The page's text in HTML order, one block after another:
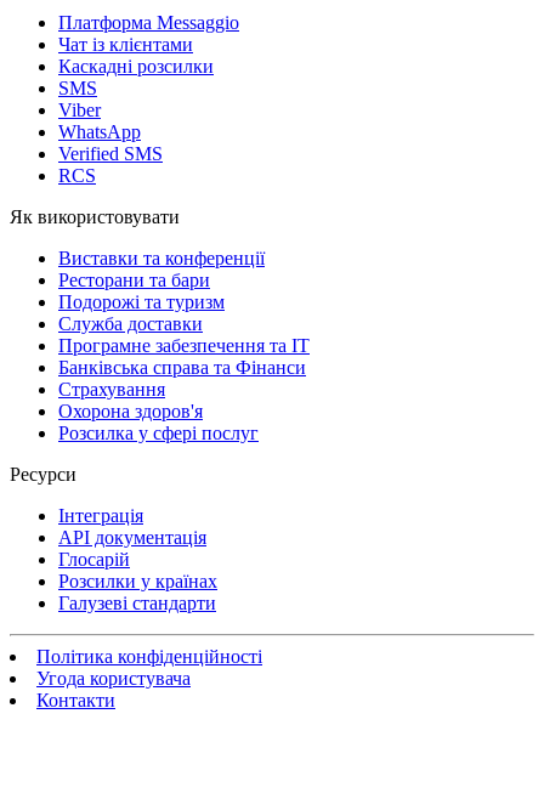
Платформа Messaggio
Чат із клієнтами
Каскадні розсилки
SMS
Viber
WhatsApp
Verified SMS
RCS
Як використовувати
Виставки та конференції
Ресторани та бари
Подорожі та туризм
Служба доставки
Програмне забезпечення та IT
Банківська справа та Фінанси
Страхування
Охорона здоров'я
Розсилка у сфері послуг
Ресурси
Інтеграція
API документація
Глосарій
Розсилки у країнах
Галузеві стандарти
Політика конфіденційності
Угода користувача
Контакти